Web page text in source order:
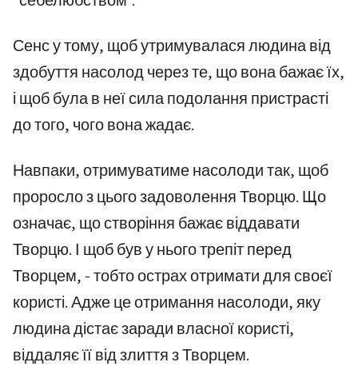
Сенс у тому, щоб утримувалася людина від
здобуття насолод через те, що вона бажає їх,
і щоб була в неї сила подолання пристрасті
до того, чого вона жадає.
Навпаки, отримуватиме насолоди так, щоб
проросло з цього задоволення Творцю. Що
означає, що створіння бажає віддавати
Творцю. І щоб був у нього трепіт перед
Творцем, - тобто острах отримати для своєї
користі. Адже це отримання насолоди, яку
людина дістає заради власної користі,
віддаляє її від злиття з Творцем.